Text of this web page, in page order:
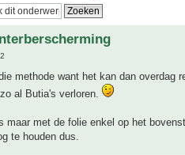
methode want het kan dan overdag
al Butia's verloren.
maar met de folie enkel op het
te houden dus.